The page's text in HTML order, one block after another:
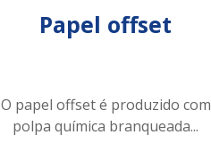
Papel offset
O papel offset é produzido com
polpa química branqueada...